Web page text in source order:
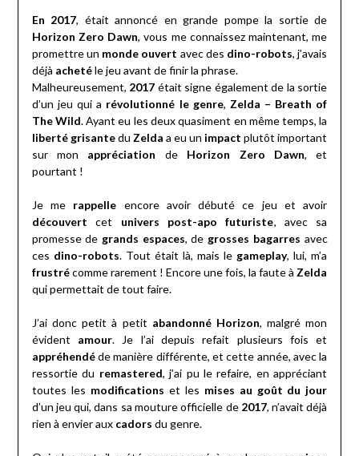
En 2017, était annoncé en grande pompe la sortie de
Horizon Zero Dawn, vous me connaissez maintenant, me
promettre un monde ouvert avec des dino-robots, j’avais
déjà achetéle jeu avant de finir la phrase.
Malheureusement, 2017 était signe également de la sortie
d’un jeu qui a révolutionné le genre, Zelda – Breath of
The Wild. Ayant eu les deux quasiment en même temps, la
liberté grisantedu Zelda a eu un impact plutôt important
sur mon appréciation de Horizon Zero Dawn, et
pourtant !
Je me rappelle encore avoir débuté ce jeu et avoir
découvert cet univers post-apo futuriste, avec sa
promesse de grands espaces, de grosses bagarres avec
ces dino-robots. Tout était là, mais le gameplay, lui, m’a
frustrécomme rarement ! Encore une fois, la faute à Zelda
qui permettait de tout faire.
J’ai donc petit à petit abandonné Horizon, malgré mon
évident amour. Je l’ai depuis refait plusieurs fois et
appréhendéde manière différente, et cette année, avec la
ressortie du remastered, j’ai pu le refaire, en appréciant
toutes les modifications et les mises au goût du jour
d’un jeu qui, dans sa mouture officielle de 2017, n’avait déjà
rien à envier aux cadors du genre.